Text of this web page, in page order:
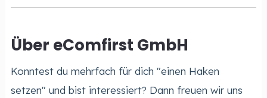
Über eComfirst GmbH
Konntest du mehrfach für dich "einen Haken
setzen" und bist interessiert? Dann freuen wir uns